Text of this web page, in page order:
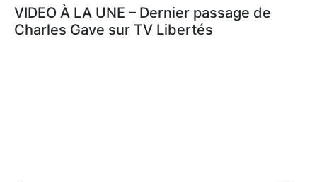
VIDEO À LA UNE – Dernier passage de
Charles Gave sur TV Libertés